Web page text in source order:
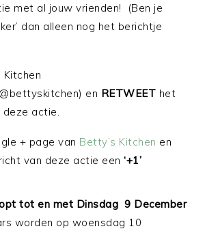
met al jouw vrienden! (Ben je
dan alleen nog het berichtje
Kitchen
en RETWEET het
actie.
+ page van Betty’s Kitchen en
van deze actie een ‘+1’
tot en met Dinsdag 9 December
worden op woensdag 10